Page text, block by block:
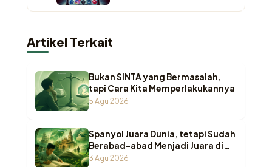
Artikel Terkait
Bukan SINTA yang Bermasalah,
tapi Cara Kita Memperlakukannya
5 Agu 2026
Spanyol Juara Dunia, tetapi Sudah
Berabad-abad Menjadi Juara di
Pesantren Indonesia
3 Agu 2026